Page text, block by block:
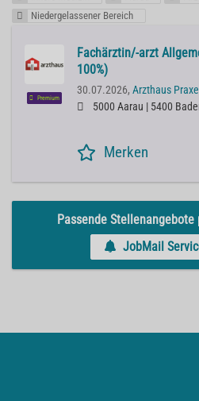
Niedergelassener Bereich
Premium
Fachärztin/-arzt
100%)
30.07.2026, Arzthaus
5000 Aarau | 5400
Merken
Passende
JobMail